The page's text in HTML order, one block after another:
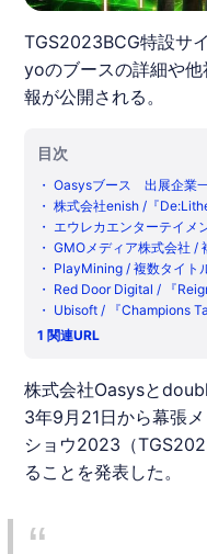
TGS2023BCG特設サ
yoのブースの詳細や
報が公開される。
目次
・Oasysブース 出展企業
・株式会社enish /『
・エウレカエンターテイメ
・GMOメディア株式会社 /
・ PlayMining / 複数タイト
・ Red Door Digital / 『
・ Ubisoft / 『Champions
1 関連URL
株式会社Oasysと
3年9月21日から幕張
ショウ2023（
ることを発表した。